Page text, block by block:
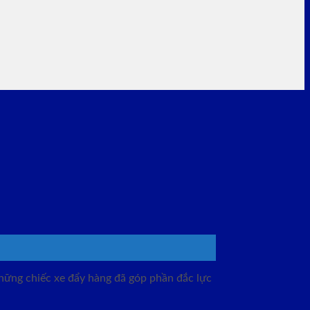
chiếc xe đẩy hàng đã góp phần đắc lực